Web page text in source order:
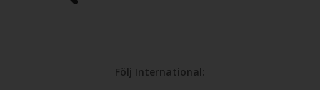
Följ International: